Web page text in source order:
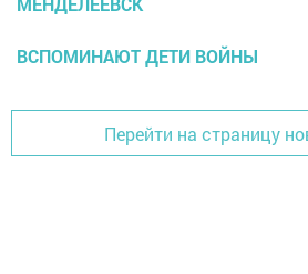
ВСПОМИНАЮТ ДЕТИ ВОЙНЫ
Перейти на страницу